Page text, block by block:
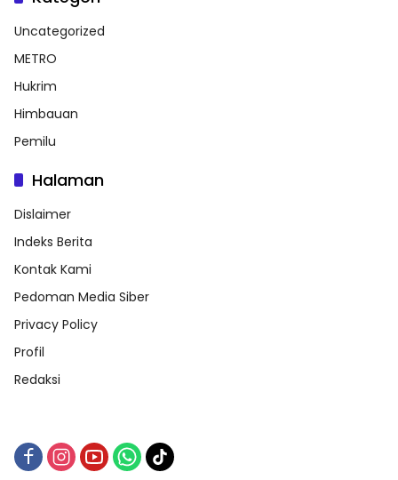
Uncategorized
METRO
Hukrim
Himbauan
Pemilu
Halaman
Dislaimer
Indeks Berita
Kontak Kami
Pedoman Media Siber
Privacy Policy
Profil
Redaksi